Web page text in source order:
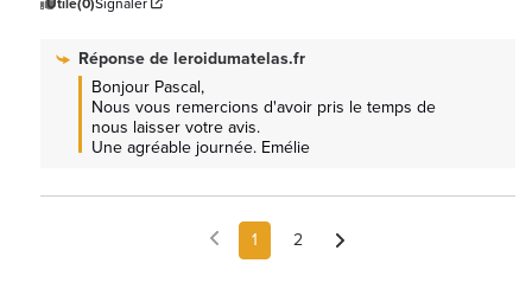
Réponse deleroidumatelas.fr
Bonjour Pascal,
Nous vous remercions d'avoir pris le temps de
nous laisser votre avis.
Une agréable journée. Emélie
1 2